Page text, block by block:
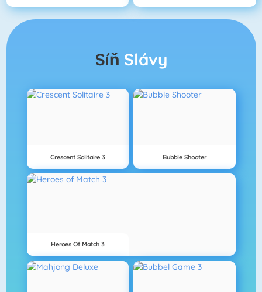
Síň Slávy
Crescent Solitaire 3 Bubble Shooter
Heroes Of Match 3